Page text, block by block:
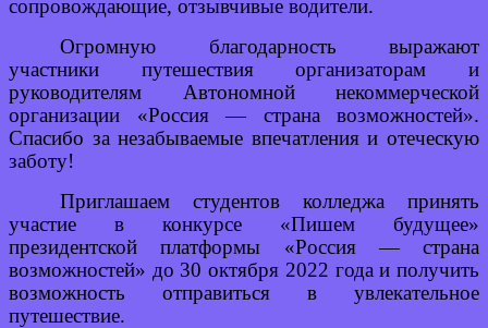
сопровождающие, отзывчивые водители.
Огромную благодарность выражают
участники путешествия организаторам и
руководителям Автономной некоммерческой
организации «Россия — страна возможностей».
Спасибо за незабываемые впечатления и отеческую
заботу!
Приглашаем студентов колледжа принять
участие в конкурсе «Пишем будущее»
президентской платформы «Россия — страна
возможностей» до 30 октября 2022 года и получить
возможность отправиться в увлекательное
путешествие.